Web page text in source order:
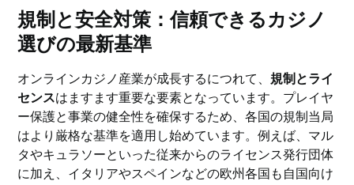
規制と安全対策：信頼できるカジノ
選びの最新基準
オンラインカジノ産業が成長するにつれて、規制とライ
センスはますます重要な要素となっています。プレイヤ
ー保護と事業の健全性を確保するため、各国の規制当局
はより厳格な基準を適用し始めています。例えば、マル
タやキュラソーといった従来からのライセンス発行団体
に加え、イタリアやスペインなどの欧州各国も自国向け